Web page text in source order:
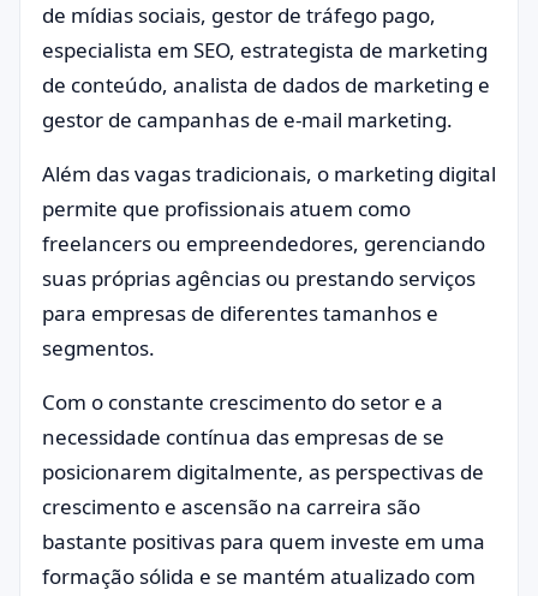
de mídias sociais, gestor de tráfego pago,
especialista em SEO, estrategista de marketing
de conteúdo, analista de dados de marketing e
gestor de campanhas de e-mail marketing.
Além das vagas tradicionais, o marketing digital
permite que profissionais atuem como
freelancers ou empreendedores, gerenciando
suas próprias agências ou prestando serviços
para empresas de diferentes tamanhos e
segmentos.
Com o constante crescimento do setor e a
necessidade contínua das empresas de se
posicionarem digitalmente, as perspectivas de
crescimento e ascensão na carreira são
bastante positivas para quem investe em uma
formação sólida e se mantém atualizado com